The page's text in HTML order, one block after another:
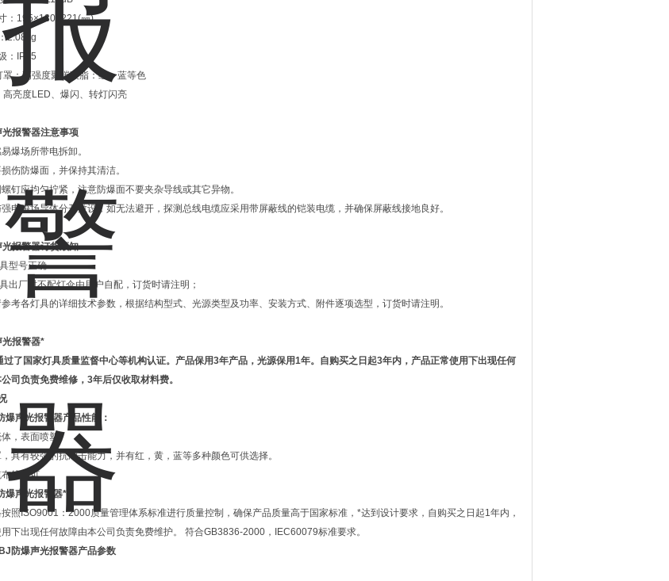
：195×130×221(㎜)
2.08kg
：IP65
罩：高强度聚碳酸脂：红、蓝等色
高亮度LED、爆闪、转灯闪亮
光报警器注意事项
爆场所带电拆卸。
伤防爆面，并保持其清洁。
钉应均匀拧紧，注意防爆面不要夹杂导线或其它异物。
电磁场导体分开敷设，如无法避开，探测总线电缆应采用带屏蔽线的铠装电缆，并确保屏蔽线接地良好。
光报警器订货须知
型号正确
出厂时不配灯伞由用户自配，订货时请注明；
考各灯具的详细技术参数，根据结构型式、光源类型及功率、安装方式、附件逐项选型，订货时请注明。
光报警器*
过了国家灯具质量监督中心等机构认证。产品保用3年产品，光源保用1年。自购买之日起3年内，产品正常使用下出现任何
司负责免费维修，3年后仅收取材料费。
爆声光报警器产品性能：
，表面喷塑。
具有较强的抗冲击能力，并有红，黄，蓝等多种颜色可供选择。
线均可。
声光报警器*：
照ISO9001：2000质量管理体系标准进行质量控制，确保产品质量高于国家标准，*达到设计要求，自购买之日起1年内，
下出现任何故障由本公司负责免费维护。 符合GB3836-2000，IEC60079标准要求。
防爆声光报警器产品参数